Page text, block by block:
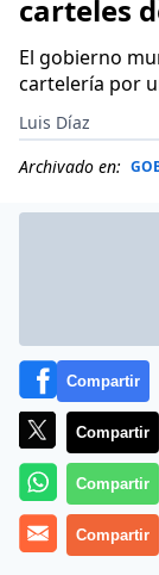
carteles
El gobierno
cartelería por
Luis Díaz
Archivado en:
El Gobierno de
Compartir
Compartir
Compartir
Compartir